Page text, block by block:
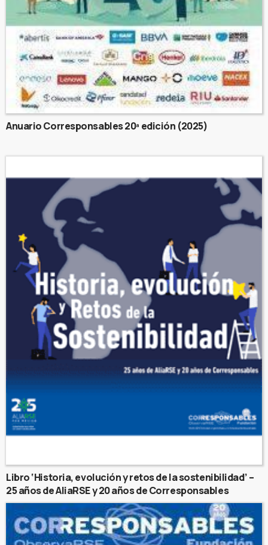
Anuario Corresponsables 20ª edición (2025)
Libro ‘Historia, evolución y retos de la sostenibilidad’ –
25 años de AliaRSE y 20 años de Corresponsables